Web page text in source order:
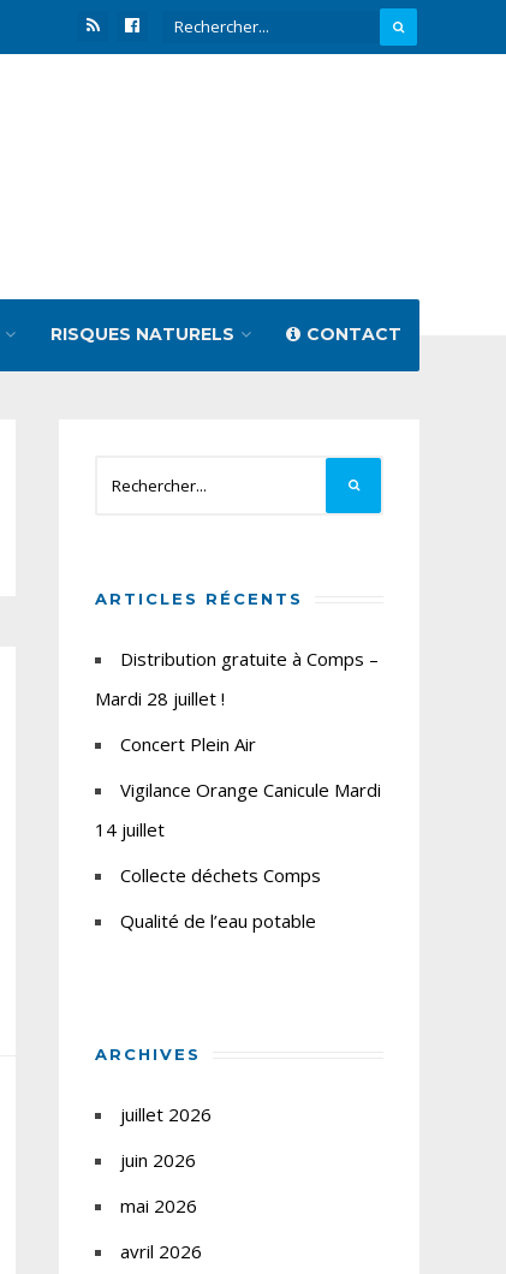
RISQUES NATURELS CONTACT
ARTICLES RÉCENTS
Distribution gratuite à Comps –
Mardi 28 juillet !
Concert Plein Air
Vigilance Orange Canicule Mardi
14 juillet
Collecte déchets Comps
Qualité de l’eau potable
ARCHIVES
juillet 2026
juin 2026
mai 2026
avril 2026